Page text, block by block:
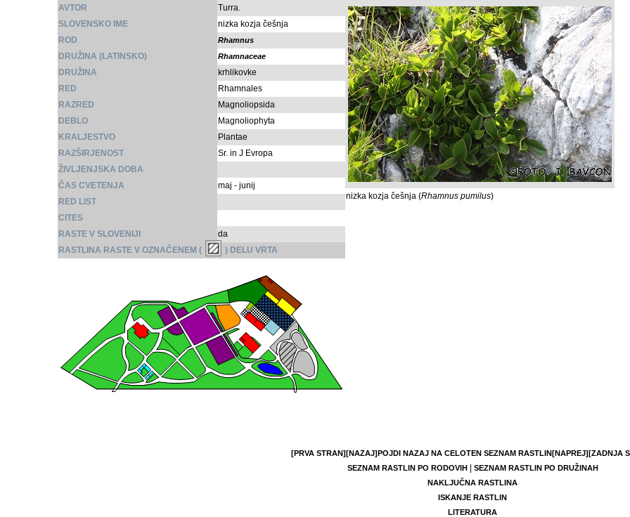
AVTOR
Turra.
SLOVENSKO IME
nizka kozja češnja
ROD
Rhamnus
DRUŽINA (LATINSKO) Rhamnaceae
DRUŽINA
krhlikovke
RED
Rhamnales
RAZRED
Magnoliopsida
DEBLO
Magnoliophyta
KRALJESTVO
Plantae
RAZŠIRJENOST
Sr. in J Evropa
ŽIVLJENJSKA DOBA
ČAS CVETENJA
maj - junij
RED LIST
CITES
RASTE V SLOVENIJI
da
RASTLINA RASTE V OZNAČENEM (
) DELU VRTA
nizka kozja češnja (Rhamnus pumilus)
[PRVA STRAN][NAZAJ]POJDI NAZAJ NA CELOTEN SEZNAM RASTLIN[NAPREJ][ZADNJA
SEZNAM RASTLIN PO RODOVIH|
SEZNAM RASTLIN PO DRUŽINAH
NAKLJUČNA RASTLINA
ISKANJE RASTLIN
LITERATURA